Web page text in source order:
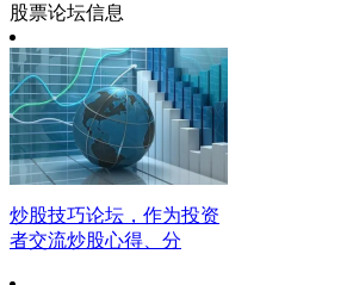
股票论坛信息
炒股技巧论坛，作为投资
者交流炒股心得、分